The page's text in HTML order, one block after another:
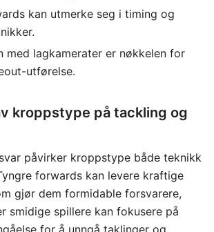
kan utmerke seg i timing og
med lagkamerater er nøkkelen for
utførelse.
kroppstype på tackling og
påvirker kroppstype både teknikk
forwards kan levere kraftige
gjør dem formidable forsvarere,
smidige spillere kan fokusere på
for å unngå taklinger og